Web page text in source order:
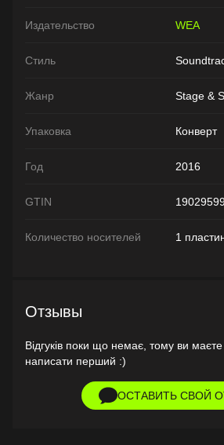
Издательство WEA
Стиль
Жанр Stage &
Упаковка Конверт
Год 2016
GTIN
Количество носителей 1
Отзывы
Відгуків поки що немає, тому ви
написати перший :)
ОСТАВИТЬ СВОЙ